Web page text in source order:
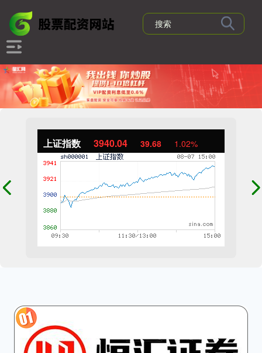
上证指数 3940.04 39.68 1.02%